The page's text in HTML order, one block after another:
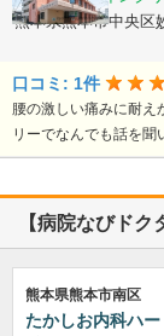
熊本県熊本市中央区
口コミ: 1件
腰の激しい痛みに耐え
リーでなんでも話を聞
【病院なびド
熊本県熊本市南区
たかしお内科ハ